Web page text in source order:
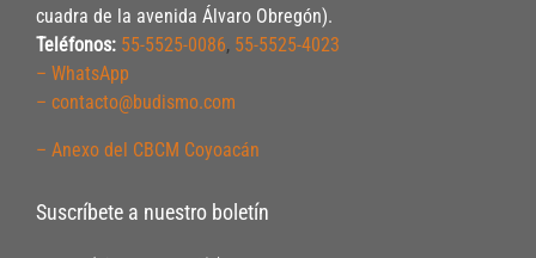
cuadra de la avenida Álvaro Obregón).
Teléfonos: 55-5525-0086, 55-5525-4023
– WhatsApp
– contacto@budismo.com
– Anexo del CBCM Coyoacán
Suscríbete a nuestro boletín